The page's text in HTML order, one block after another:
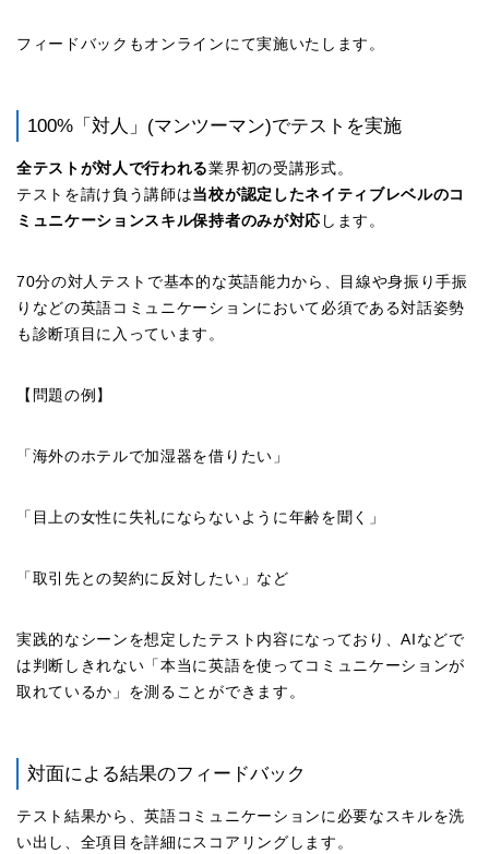
フィードバックもオンラインにて実施いたします。
100%「対人」(マンツーマン)でテストを実施
全テストが対人で行われる業界初の受講形式。
テストを請け負う講師は当校が認定したネイティブレベルのコ
ミュニケーションスキル保持者のみが対応 します。
70分の対人テストで基本的な英語能力から、目線や身振り手振
りなどの英語コミュニケーションにおいて必須である対話姿勢
も診断項目に入っています。
【問題の例】
「海外のホテルで加湿器を借りたい」
「目上の女性に失礼にならないように年齢を聞く」
「取引先との契約に反対したい」など
実践的なシーンを想定したテスト内容になっており、AIなどで
は判断しきれない「本当に英語を使ってコミュニケーションが
取れているか」を測ることができます。
対面による結果のフィードバック
テスト結果から、英語コミュニケーションに必要なスキルを洗
い出し、全項目を詳細にスコアリングします。